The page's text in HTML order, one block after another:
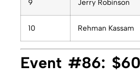
9 Jerry Robinson
10 Rehman Kassam
Event #86: